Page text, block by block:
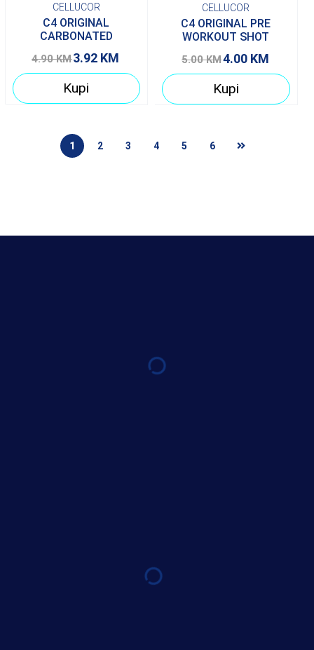
CELLUCOR
C4 ORIGINAL
CARBONATED
4.90KM3.92 KM
Kupi
CELLUCOR
C4 ORIGINAL PRE
WORKOUT SHOT
5.00KM4.00 KM
Kupi
1 2 3 4 5 6